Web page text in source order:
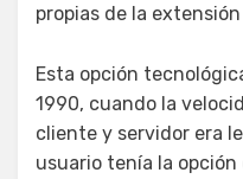
propias de la
Esta opción
1990, cuando la
cliente y servidor era
usuario tenía la